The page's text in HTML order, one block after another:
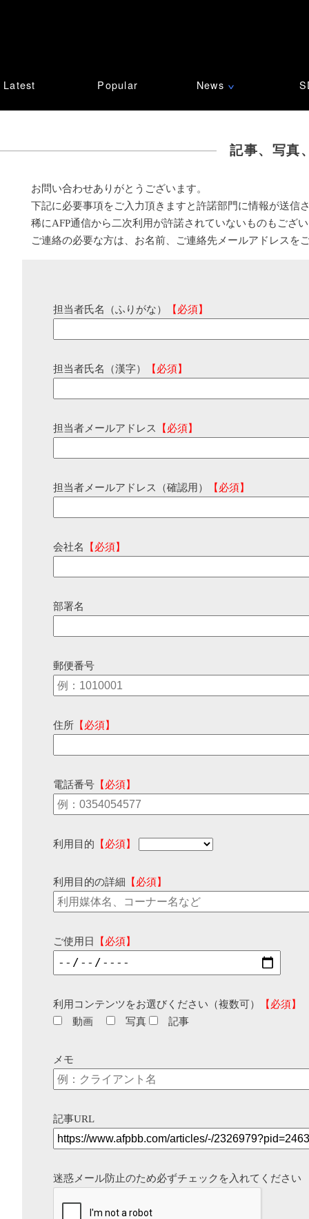
Latest Popular News ∨
記事、写真
お問い合わせありがとうございます。
下記に必要事項をご入力頂きますと許諾部門に情報が送信
稀にAFP通信から二次利用が許諾されていないものもござ
ご連絡の必要な方は、お名前、ご連絡先メールアドレスを
担当者氏名（ふりがな） 【必須】
担当者氏名（漢字） 【必須】
担当者メールアドレス 【必須】
担当者メールアドレス（確認用） 【必須】
会社名 【必須】
部署名
郵便番号
住所 【必須】
電話番号 【必須】
利用目的 【必須】
利用目的の詳細 【必須】
ご使用日 【必須】
利用コンテンツをお選びください（複数可）
【必須】
動画
写真 記事
メモ
記事URL
迷惑メール防止のため必ずチェックを入れてください